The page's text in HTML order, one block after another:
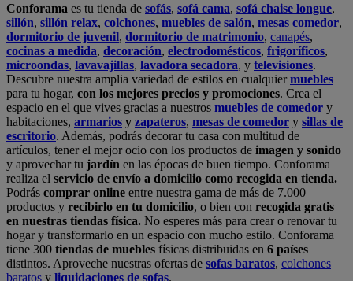
Conforama es tu tienda de sofás, sofá cama, sofá chaise longue,
sillón, sillón relax, colchones, muebles de salón, mesas comedor,
dormitorio de juvenil, dormitorio de matrimonio, canapés,
cocinas a medida, decoración, electrodomésticos, frigoríficos,
microondas, lavavajillas, lavadora secadora, y televisiones.
Descubre nuestra amplia variedad de estilos en cualquiermuebles
para tu hogar, con los mejores precios y promociones. Crea el
espacio en el que vives gracias a nuestros muebles de comedor y
habitaciones, armarios y zapateros, mesas de comedor y sillas de
escritorio. Además, podrás decorar tu casa con multitud de
artículos, tener el mejor ocio con los productos de imagen y sonido
y aprovechar tu jardín en las épocas de buen tiempo. Conforama
realiza el servicio de envío a domicilio como recogida en tienda.
Podrás comprar online entre nuestra gama de más de 7.000
productos y recibirlo en tu domicilio, o bien con recogida gratis
en nuestras tiendas física. No esperes más para crear o renovar tu
hogar y transformarlo en un espacio con mucho estilo. Conforama
tiene 300 tiendas de muebles físicas distribuidas en 6 países
distintos. Aproveche nuestras ofertas de sofas baratos, colchones
baratos y liquidaciones de sofas.